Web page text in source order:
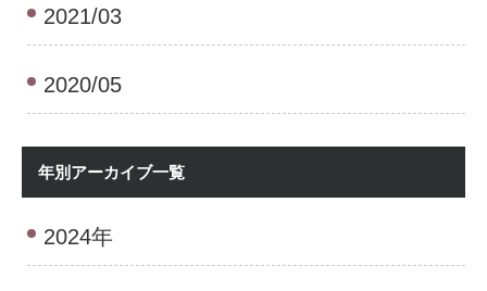
2021/03
2020/05
年別アーカイブ一覧
2024年